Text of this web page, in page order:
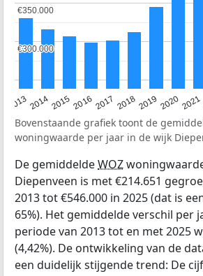
20132014201520162017 20182019 20202021
€300.000
€300.000
€350.000
€350.000
Bovenstaande grafiek toont de
woningwaarde per jaar in de wijk
De gemiddeldeWOZ
Diepenveen is met €214.651
2013 tot €546.000 in 2025 (dat is
65%). Het gemiddelde verschil per
periode van 2013 tot en met 2025
(4,42%). De ontwikkeling van de
een duidelijk stijgende trend: De